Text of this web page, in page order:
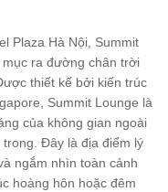
Plaza Hà Nội, Summit
ra đường chân trời
thiết kế bởi kiến trúc
Summit Lounge là
của không gian ngoài
Đây là địa điểm lý
ngắm nhìn toàn cảnh
hoàng hôn hoặc đêm